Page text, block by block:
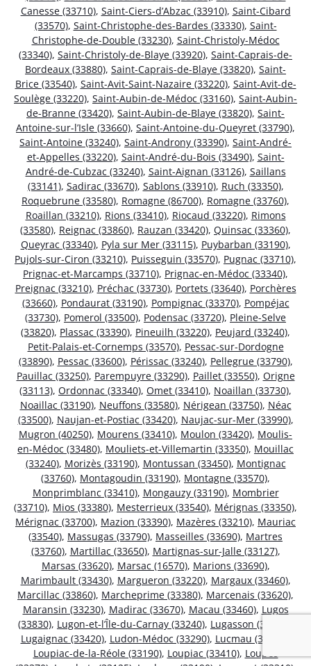
Canesse (33710), Saint-Ciers-d’Abzac (33910), Saint-Cibard
(33570), Saint-Christophe-des-Bardes (33330), Saint-
Christophe-de-Double (33230), Saint-Christoly-Médoc
(33340), Saint-Christoly-de-Blaye (33920), Saint-Caprais-de-
Bordeaux (33880), Saint-Caprais-de-Blaye (33820), Saint-
Brice (33540), Saint-Avit-Saint-Nazaire (33220), Saint-Avit-de-
Soulège (33220), Saint-Aubin-de-Médoc (33160), Saint-Aubin-
de-Branne (33420), Saint-Aubin-de-Blaye (33820), Saint-
Antoine-sur-l’Isle (33660), Saint-Antoine-du-Queyret (33790),
Saint-Antoine (33240), Saint-Androny (33390), Saint-André-
et-Appelles (33220), Saint-André-du-Bois (33490), Saint-
André-de-Cubzac (33240), Saint-Aignan (33126), Saillans
(33141), Sadirac (33670), Sablons (33910), Ruch (33350),
Roquebrune (33580), Romagne (86700), Romagne (33760),
Roaillan (33210), Rions (33410), Riocaud (33220), Rimons
(33580), Reignac (33860), Rauzan (33420), Quinsac (33360),
Queyrac (33340), Pyla sur Mer (33115), Puybarban (33190),
Pujols-sur-Ciron (33210), Puisseguin (33570), Pugnac (33710),
Prignac-et-Marcamps (33710), Prignac-en-Médoc (33340),
Preignac (33210), Préchac (33730), Portets (33640), Porchères
(33660), Pondaurat (33190), Pompignac (33370), Pompéjac
(33730), Pomerol (33500), Podensac (33720), Pleine-Selve
(33820), Plassac (33390), Pineuilh (33220), Peujard (33240),
Petit-Palais-et-Cornemps (33570), Pessac-sur-Dordogne
(33890), Pessac (33600), Périssac (33240), Pellegrue (33790),
Pauillac (33250), Parempuyre (33290), Paillet (33550), Origne
(33113), Ordonnac (33340), Omet (33410), Noaillan (33730),
Noaillac (33190), Neuffons (33580), Nérigean (33750), Néac
(33500), Naujan-et-Postiac (33420), Naujac-sur-Mer (33990),
Mugron (40250), Mourens (33410), Moulon (33420), Moulis-
en-Médoc (33480), Mouliets-et-Villemartin (33350), Mouillac
(33240), Morizès (33190), Montussan (33450), Montignac
(33760), Montagoudin (33190), Montagne (33570),
Monprimblanc (33410), Mongauzy (33190), Mombrier
(33710), Mios (33380), Mesterrieux (33540), Mérignas (33350),
Mérignac (33700), Mazion (33390), Mazères (33210), Mauriac
(33540), Massugas (33790), Masseilles (33690), Martres
(33760), Martillac (33650), Martignas-sur-Jalle (33127),
Marsas (33620), Marsac (16570), Marions (33690),
Marimbault (33430), Margueron (33220), Margaux (33460),
Marcillac (33860), Marcheprime (33380), Marcenais (33620),
Maransin (33230), Madirac (33670), Macau (33460), Lugos
(33830), Lugon-et-l’Île-du-Carnay (33240), Lugasson (33760)
Lugaignac (33420), Ludon-Médoc (33290), Lucmau (33840)
Loupiac-de-la-Réole (33190), Loupiac (33410), Loupes